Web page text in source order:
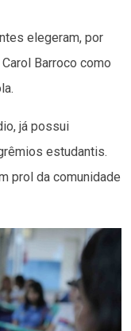
elegeram, por
Barroco como
já possui
estudantis.
prol da comunidade